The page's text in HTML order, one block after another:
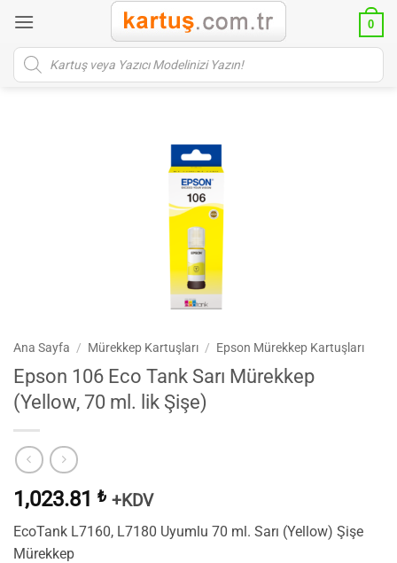
atla
0
Products
search
Ana Sayfa / Mürekkep Kartuşları / Epson Mürekkep Kartuşları
Epson 106 Eco Tank Sarı Mürekkep
(Yellow, 70 ml. lik Şişe)
1,023.81 ₺ +KDV
EcoTank L7160, L7180 Uyumlu 70 ml. Sarı (Yellow) Şişe
Mürekkep